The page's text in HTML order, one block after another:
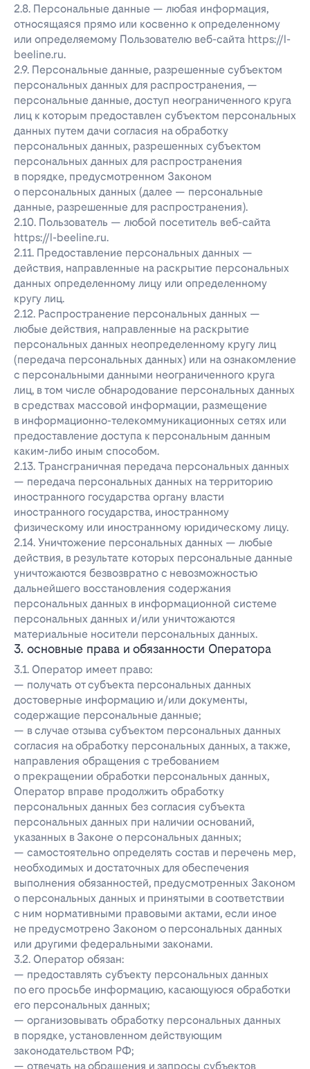
2.8. Персональные данные — любая информация,
относящаяся прямо или косвенно к определенному
или определяемому Пользователю веб-сайта https://l-
beeline.ru.
2.9. Персональные данные, разрешенные субъектом
персональных данных для распространения, —
персональные данные, доступ неограниченного круга
лиц к которым предоставлен субъектом персональных
данных путем дачи согласия на обработку
персональных данных, разрешенных субъектом
персональных данных для распространения
в порядке, предусмотренном Законом
о персональных данных (далее — персональные
данные, разрешенные для распространения).
2.10. Пользователь — любой посетитель веб-сайта
https://l-beeline.ru.
2.11. Предоставление персональных данных —
действия, направленные на раскрытие персональных
данных определенному лицу или определенному
кругу лиц.
2.12. Распространение персональных данных —
любые действия, направленные на раскрытие
персональных данных неопределенному кругу лиц
(передача персональных данных) или на ознакомление
с персональными данными неограниченного круга
лиц, в том числе обнародование персональных данных
в средствах массовой информации, размещение
в информационно-телекоммуникационных сетях или
предоставление доступа к персональным данным
каким-либо иным способом.
2.13. Трансграничная передача персональных данных
— передача персональных данных на территорию
иностранного государства органу власти
иностранного государства, иностранному
физическому или иностранному юридическому лицу.
2.14. Уничтожение персональных данных — любые
действия, в результате которых персональные данные
уничтожаются безвозвратно с невозможностью
дальнейшего восстановления содержания
персональных данных в информационной системе
персональных данных и/или уничтожаются
материальные носители персональных данных.
3. основные права и обязанности Оператора
3.1. Оператор имеет право:
— получать от субъекта персональных данных
достоверные информацию и/или документы,
содержащие персональные данные;
— в случае отзыва субъектом персональных данных
согласия на обработку персональных данных, а также,
направления обращения с требованием
о прекращении обработки персональных данных,
Оператор вправе продолжить обработку
персональных данных без согласия субъекта
персональных данных при наличии оснований,
указанных в Законе о персональных данных;
— самостоятельно определять состав и перечень мер,
необходимых и достаточных для обеспечения
выполнения обязанностей, предусмотренных Законом
о персональных данных и принятыми в соответствии
с ним нормативными правовыми актами, если иное
не предусмотрено Законом о персональных данных
или другими федеральными законами.
3.2. Оператор обязан:
— предоставлять субъекту персональных данных
по его просьбе информацию, касающуюся обработки
его персональных данных;
— организовывать обработку персональных данных
в порядке, установленном действующим
законодательством РФ;
— отвечать на обращения и запросы субъектов